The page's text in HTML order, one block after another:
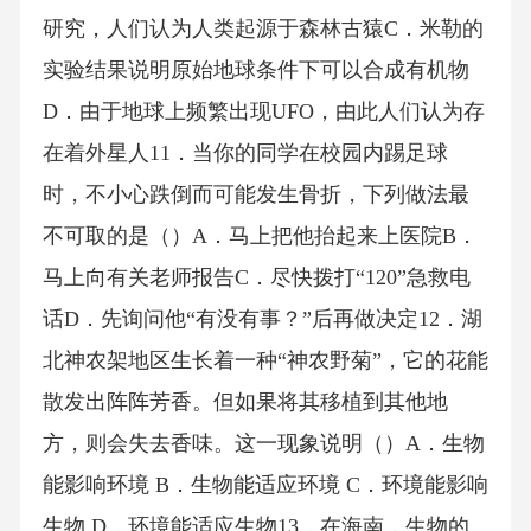
研究，人们认为人类起源于森林古猿C．米勒的
实验结果说明原始地球条件下可以合成有机物
D．由于地球上频繁出现UFO，由此人们认为存
在着外星人11．当你的同学在校园内踢足球
时，不小心跌倒而可能发生骨折，下列做法最
不可取的是（）A．马上把他抬起来上医院B．
马上向有关老师报告C．尽快拨打“120”急救电
话D．先询问他“有没有事？”后再做决定12．湖
北神农架地区生长着一种“神农野菊”，它的花能
散发出阵阵芳香。但如果将其移植到其他地
方，则会失去香味。这一现象说明（）A．生物
能影响环境 B．生物能适应环境 C．环境能影响